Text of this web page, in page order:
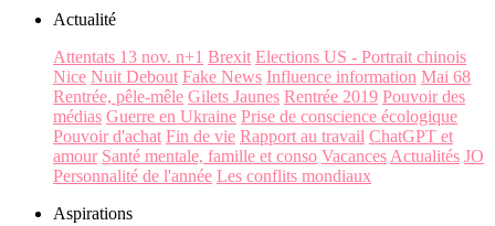
Actualité
Attentats 13 nov. n+1 Brexit Elections US - Portrait chinois
Nice Nuit Debout Fake News Influence information Mai 68
Rentrée, pêle-mêle Gilets Jaunes Rentrée 2019 Pouvoir des
médias Guerre en Ukraine Prise de conscience écologique
Pouvoir d'achat Fin de vie Rapport au travail ChatGPT et
amour Santé mentale, famille et conso Vacances Actualités JO
Personnalité de l'année Les conflits mondiaux
Aspirations